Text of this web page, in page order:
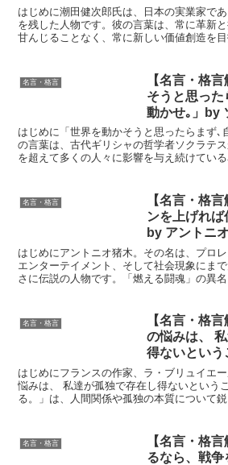
の深い意味と
はじめに潮田健次郎氏は、日本の実業家で
を残した人物です。彼の言葉は、常に革新
甘んじることなく、常に新しい価値創造を目
名言・格言
【名言・格
そうと思った
動かせ｡」by
味と得られる
はじめに「世界を動かそうと思ったらまず､
の言葉は、古代ギリシャの哲学者ソクラテ
を超えて多くの人々に影響を与え続けてい
名言・格言
【名言・格
ンを上げれば
by アントニ
得られる教訓
はじめにアントニオ猪木。その名は、プロ
エンターテイメント、そして社会現象にま
さに伝説の人物です。「燃える闘魂」の異
名言・格言
【名言・格
の悩みは、
得ないという
る。」by ラ
深い意味と
はじめにフランスの作家、ラ・ブリュイエ
悩みは、 私達が孤独で存在し得ないという
る。」は、人間関係や孤独の本質について
名言・格言
【名言・格
るなら、戦争